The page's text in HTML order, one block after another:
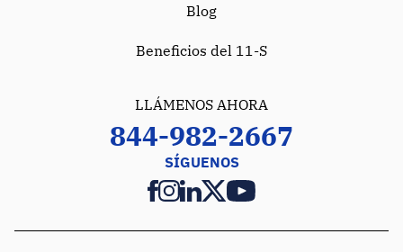
Blog
Beneficios del 11-S
LLÁMENOS AHORA
844-982-2667
SÍGUENOS